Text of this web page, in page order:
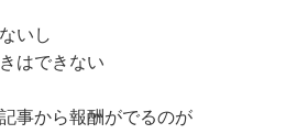
いし
はできない
事から報酬がでるのが